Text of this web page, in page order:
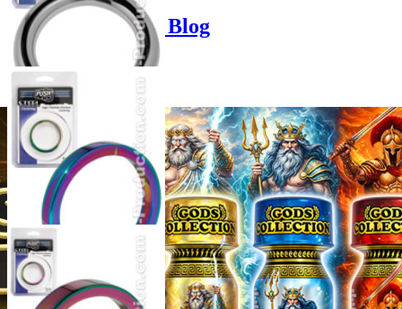
Poppers-Shop.de Blog